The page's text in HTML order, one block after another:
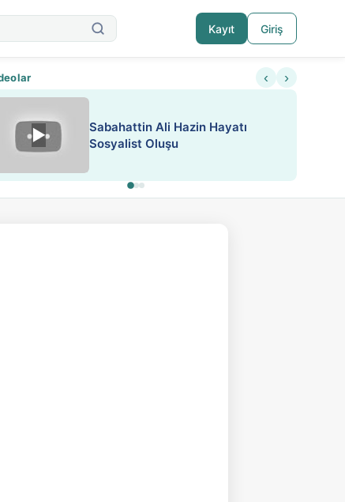
Kayıt Giriş
ESA 'da Sen de Paylaş
‹ ›
▶
ATEŞ YAKMAK KONU ÖZET J.
LONDON